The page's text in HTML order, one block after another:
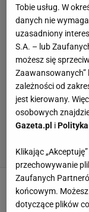
Tobie usług. W
danych nie
uzasadniony
S.A. – lub
możesz się
zależności od
jest kierowany.
osobowych
Gazeta.pl i
Klikając
przechowywanie
Zaufanych
końcowym.
dotyczące plików